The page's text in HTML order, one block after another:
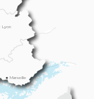
Lyon
Marseille